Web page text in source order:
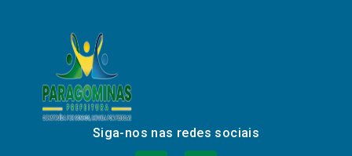
Siga-nos nas redes sociais